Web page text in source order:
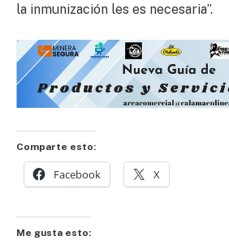
la inmunización les es necesaria”.
Comparte esto:
Facebook X
Me gusta esto: